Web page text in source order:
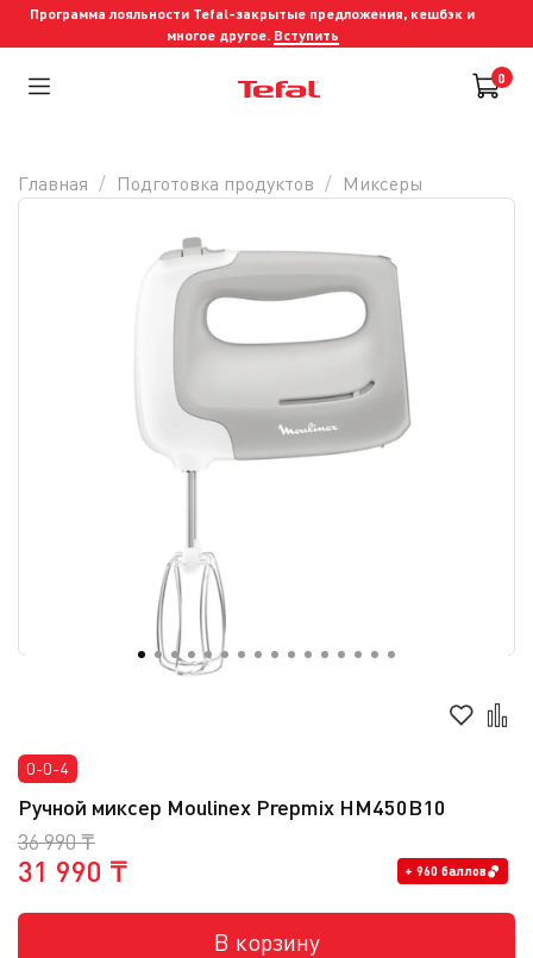
Программа лояльности Tefal-закрытые предложения, кешбэк и
многое другое. Вступить
0
0-0-4
Ручной миксер Moulinex Prepmix HM450B10
36 990 ₸
31 990 ₸ + 960 баллов
В корзину
Главная Подготовка продуктов Миксеры